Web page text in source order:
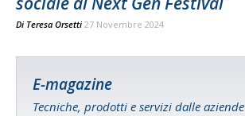
Di Teresa Orsetti 27 Novembre 2024
E-magazine
Tecniche, prodotti e servizi dalle aziende